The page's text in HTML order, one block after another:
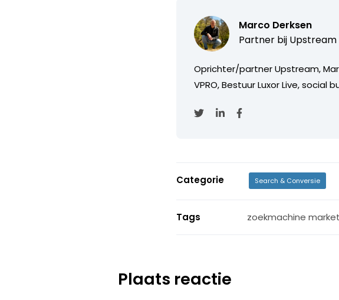
Marco Derksen
Partner bij Upstream
Oprichter/partner Upstream,
VPRO, Bestuur Luxor Live,
Categorie Search & Conversie
Tags zoekmachine
Plaats reactie